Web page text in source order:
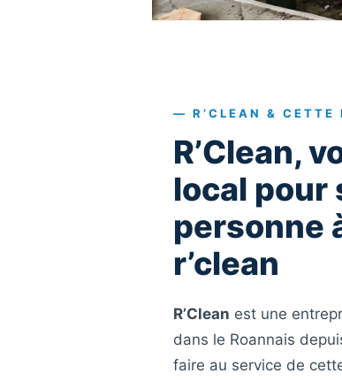
— R’CLEAN & CETTE
R’Clean,
local pour
personne
r’clean
R’Clean est une
dans le Roannais
faire au service de